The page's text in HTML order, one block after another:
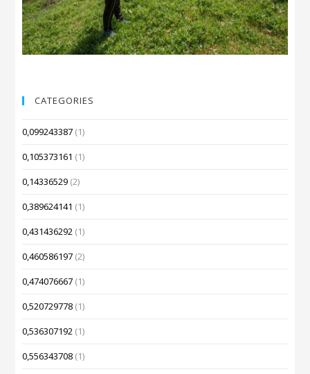
CATEGORIES
0,099243387 (1)
0,105373161 (1)
0,14336529 (2)
0,389624141 (1)
0,431436292 (1)
0,460586197 (2)
0,474076667 (1)
0,520729778 (1)
0,536307192 (1)
0,556343708 (1)